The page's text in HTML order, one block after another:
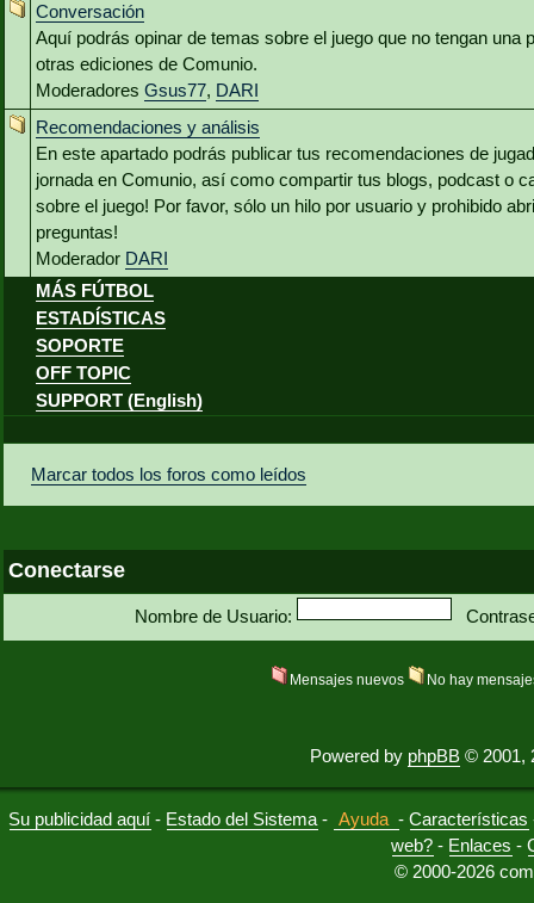
Conversación
Aquí podrás opinar de temas sobre el juego que no tengan una
otras ediciones de Comunio.
Moderadores Gsus77, DARI
Recomendaciones y análisis
En este apartado podrás publicar tus recomendaciones de
jornada en Comunio, así como compartir tus blogs, podcast o
sobre el juego! Por favor, sólo un hilo por usuario y prohibido
preguntas!
Moderador DARI
MÁS FÚTBOL
ESTADÍSTICAS
SOPORTE
OFF TOPIC
SUPPORT (English)
Marcar todos los foros como leídos
Conectarse
Nombre de Usuario:
Mensajes nuevos No hay
Powered by phpBB © 2001,
Su publicidad aquí - Estado del Sistema - Ayuda -Características
web? - Enlaces -
© 2000-2026